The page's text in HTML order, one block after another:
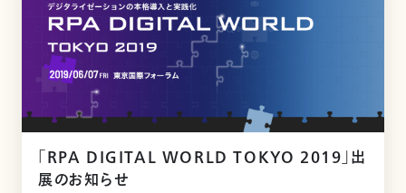
「RPA DIGITAL WORLD TOKYO 2019」出
展のお知らせ